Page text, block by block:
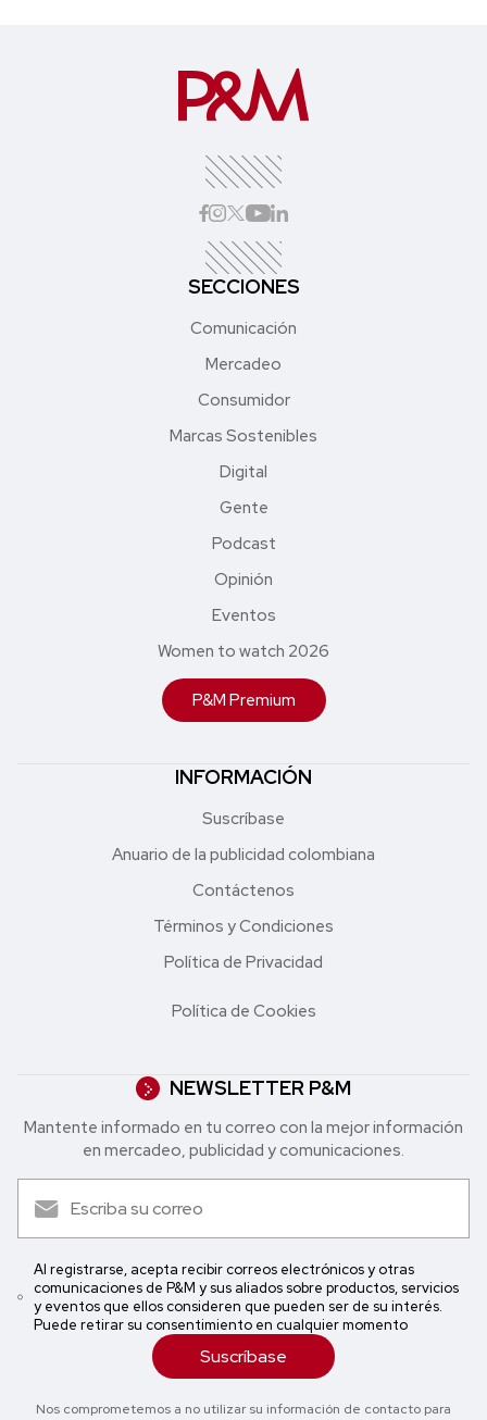
SECCIONES
Comunicación
Mercadeo
Consumidor
Marcas Sostenibles
Digital
Gente
Podcast
Opinión
Eventos
Women to watch 2026
P&M Premium
INFORMACIÓN
Suscríbase
Anuario de la publicidad colombiana
Contáctenos
Términos y Condiciones
Política de Privacidad
Política de Cookies
NEWSLETTER P&M
Mantente informado en tu correo con la mejor in formación
en mercadeo, publicidad y comunicaciones.
Al registrarse, acepta recibir correos electrónicos y otras
comunicaciones de P&M y sus aliados sobre productos, servicios
y eventos que ellos consideren que pueden ser de su interés.
Puede retirar su consentimiento en cualquier momento
Suscríbase
Nos comprometemos a no utilizar su información de contacto para